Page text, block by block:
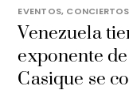
EVENTOS,
Venezuela
exponente
Casique se